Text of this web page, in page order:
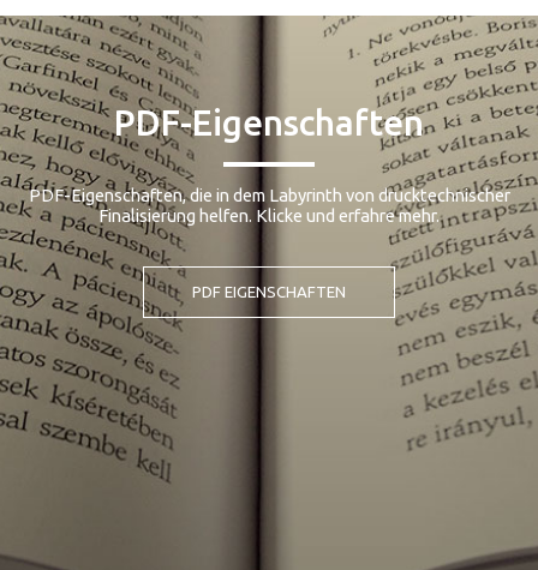
PDF-Eigenschaften
PDF-Eigenschaften, die in dem Labyrinth von drucktechnischer
Finalisierung helfen. Klicke und erfahre mehr.
PDF EIGENSCHAFTEN